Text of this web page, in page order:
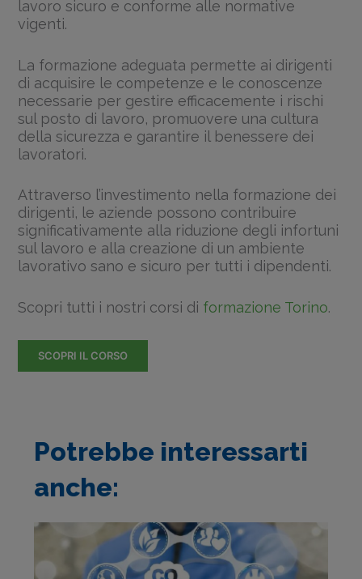
lavoro sicuro e conforme alle normative
vigenti.
La formazione adeguata permette ai dirigenti
di acquisire le competenze e le conoscenze
necessarie per gestire efficacemente i rischi
sul posto di lavoro, promuovere una cultura
della sicurezza e garantire il benessere dei
lavoratori.
Attraverso l’investimento nella formazione dei
dirigenti, le aziende possono contribuire
significativamente alla riduzione degli infortuni
sul lavoro e alla creazione di un ambiente
lavorativo sano e sicuro per tutti i dipendenti.
Scopri tutti i nostri corsi di formazione Torino.
SCOPRI IL CORSO
Potrebbe interessarti
anche: